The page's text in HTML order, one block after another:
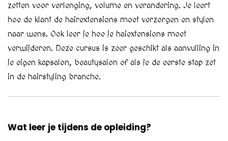
zetten voor verlenging, volume en verandering. Je leert
hoe de klant de hairextensions moet verzorgen en stylen
naar wens. Ook leer je hoe je haiextensions moet
verwijderen. Deze cursus is zeer geschikt als aanvulling in
je eigen kapsalon, beautysalon of als je de eerste stap zet
in de hairstyling branche.
Wat leer je tijdens de opleiding?